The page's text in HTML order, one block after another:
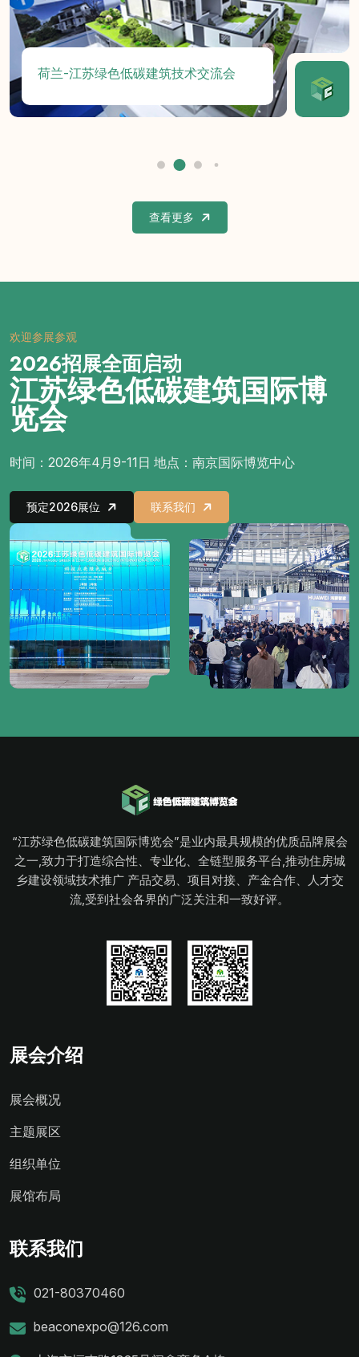
荷兰-江苏绿色低碳建筑技术交流会
查看更多
欢迎参展参观
2026招展全面启动
江苏绿色低碳建筑国际博
览会
时间：2026年4月9-11日 地点：南京国际博览中心
预定2026展位 联系我们
“江苏绿色低碳建筑国际博览会”是业内最具规模的优质品牌展会
之一,致力于打造综合性、专业化、全链型服务平台,推动住房城
乡建设领域技术推广 产品交易、项目对接、产金合作、人才交
流,受到社会各界的广泛关注和一致好评。
展会介绍
展会概况
主题展区
组织单位
展馆布局
联系我们
021-80370460
beaconexpo@126.com